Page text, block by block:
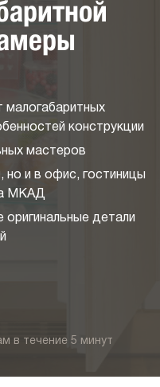
малогабаритных
конструкции
мастеров
и в офис, гостиницы
МКАД
оригинальные детали
в течение 5 минут